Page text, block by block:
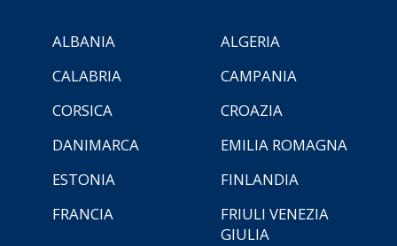
ALBANIA
ALGERIA
CALABRIA
CAMPANIA
CORSICA
CROAZIA
DANIMARCA
EMILIA ROMAGNA
ESTONIA
FINLANDIA
FRANCIA
FRIULI VENEZIA
GIULIA